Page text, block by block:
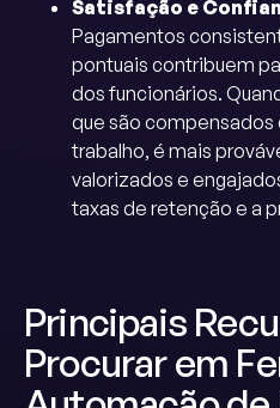
Satisfação e
Pagamentos
pontuais contribuem
dos funcionários.
que são compensados
trabalho, é mais
valorizados e
taxas de retenção e a
Principais
Procurar em